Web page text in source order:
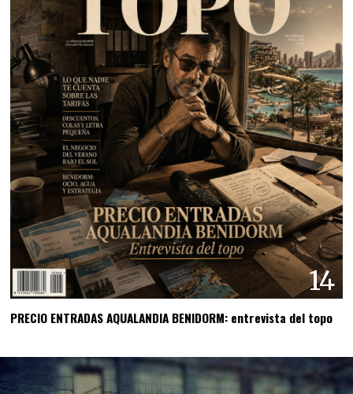
14
PRECIO ENTRADAS AQUALANDIA BENIDORM: entrevista del topo